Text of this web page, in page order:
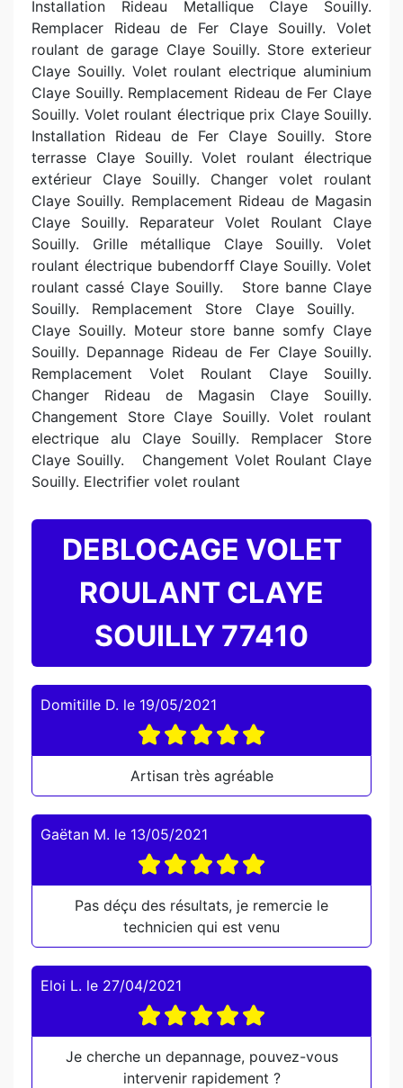
Installation Rideau Metallique Claye Souilly.
Remplacer Rideau de Fer Claye Souilly. Volet
roulant de garage Claye Souilly. Store exterieur
Claye Souilly. Volet roulant electrique aluminium
Claye Souilly. Remplacement Rideau de Fer Claye
Souilly. Volet roulant électrique prix Claye Souilly.
Installation Rideau de Fer Claye Souilly. Store
terrasse Claye Souilly. Volet roulant électrique
extérieur Claye Souilly. Changer volet roulant
Claye Souilly. Remplacement Rideau de Magasin
Claye Souilly. Reparateur Volet Roulant Claye
Souilly. Grille métallique Claye Souilly. Volet
roulant électrique bubendorff Claye Souilly. Volet
roulant cassé Claye Souilly. Store banne Claye
Souilly. Remplacement Store Claye Souilly.
Claye Souilly. Moteur store banne somfy Claye
Souilly. Depannage Rideau de Fer Claye Souilly.
Remplacement Volet Roulant Claye Souilly.
Changer Rideau de Magasin Claye Souilly.
Changement Store Claye Souilly. Volet roulant
electrique alu Claye Souilly. Remplacer Store
Claye Souilly. Changement Volet Roulant Claye
Souilly. Electrifier volet roulant
DEBLOCAGE VOLET
ROULANT CLAYE
SOUILLY 77410
Domitille D. le 19/05/2021
Artisan très agréable
Gaëtan M. le 13/05/2021
Pas déçu des résultats, je remercie le
technicien qui est venu
Eloi L. le 27/04/2021
Je cherche un depannage, pouvez-vous
intervenir rapidement ?